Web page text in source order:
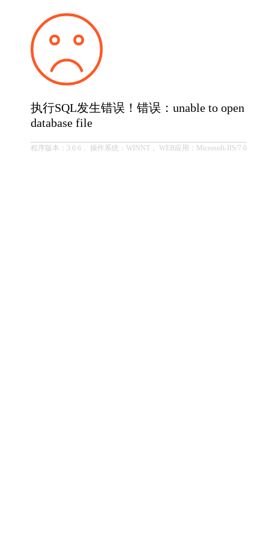
执行SQL发生错误！错误：unable to open
database file
程序版本：3.0.6， 操作系统：WINNT， WEB应用：Microsoft-IIS/7.0